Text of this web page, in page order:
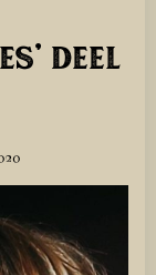
DEEL